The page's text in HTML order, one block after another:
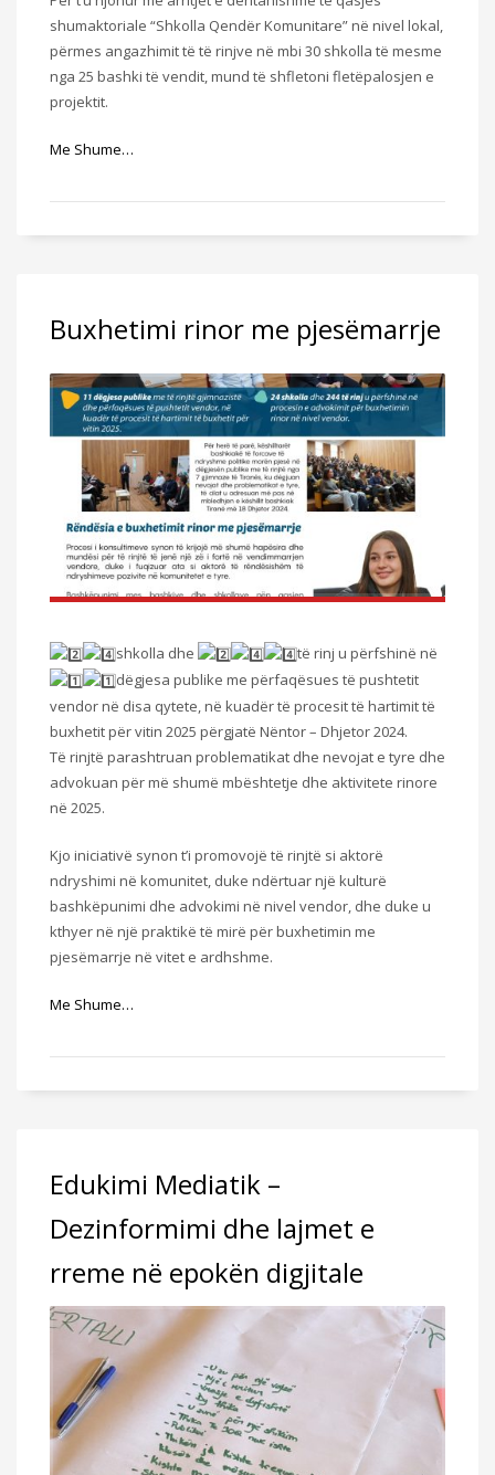
shumaktoriale “Shkolla Qendër Komunitare” në nivel lokal,
përmes angazhimit të të rinjve në mbi 30 shkolla të mesme
nga 25 bashki të vendit, mund të shfletoni fletëpalosjen e
projektit.
Me Shume…
Buxhetimi rinor me pjesëmarrje
shkolla dhe
të rinj u përfshinë në
dëgjesa publike me përfaqësues të pushtetit
vendor në disa qytete, në kuadër të procesit të hartimit të
buxhetit për vitin 2025 përgjatë Nëntor – Dhjetor 2024.
Të rinjtë parashtruan problematikat dhe nevojat e tyre dhe
advokuan për më shumë mbështetje dhe aktivitete rinore
në 2025.
Kjo iniciativë synon t’i promovojë të rinjtë si aktorë
ndryshimi në komunitet, duke ndërtuar një kulturë
bashkëpunimi dhe advokimi në nivel vendor, dhe duke u
kthyer në një praktikë të mirë për buxhetimin me
pjesëmarrje në vitet e ardhshme.
Me Shume…
Edukimi Mediatik –
Dezinformimi dhe lajmet e
rreme në epokën digjitale